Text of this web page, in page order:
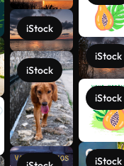
iStock
iStock
iStock
iStock
iStock